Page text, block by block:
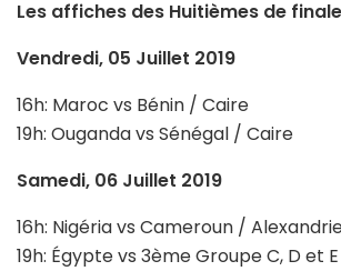
Les affiches des Huitièmes de finale
Vendredi, 05 Juillet 2019
16h: Maroc vs Bénin / Caire
19h: Ouganda vs Sénégal / Caire
Samedi, 06 Juillet 2019
16h: Nigéria vs Cameroun /
19h: Égypte vs 3ème Groupe C, D et